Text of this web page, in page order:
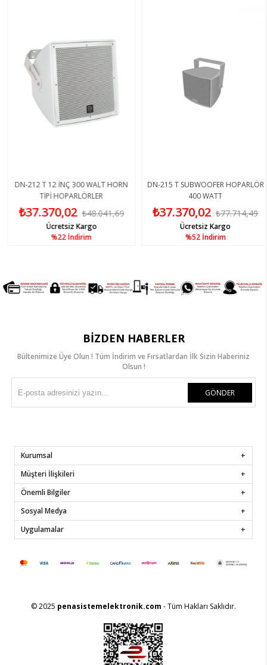
DN-212 T 12 İNÇ 300 WALT HORN
TİPİ HOPARLÖRLER
₺37.370,02 ₺48.041,69
%22İndirim
Ücretsiz Kargo
DN-215 T SUBWOOFER HOPARLÖR
400 WATT
₺37.370,02 ₺77.714,49
%52 İndirim
Ücretsiz Kargo
BIZDEN HABERLER
Bültenimize Üye Olun ! Tüm İndirim ve Fırsatlardan İlk Sizin Haberiniz
Olsun !
GÖNDER
Kurumsal
Müşteri İlişkileri
Önemli Bilgiler
Sosyal Medya
Uygulamalar
© 2025 penasistemelektronik.com - Tüm Hakları Saklıdır.